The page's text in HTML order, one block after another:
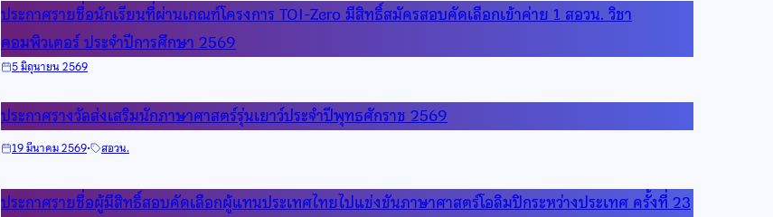
ประกาศรายชื่อนักเรียนที่ผ่านเกณฑ์โครงการ TOI-Zero มีสิทธิ์สมัครสอบคัดเลือกเข้าค่าย 1 สอวน. วิชา
คอมพิวเตอร์ ประจำปีการศึกษา 2569
5 มิถุนายน 2569
ประกาศรางวัลส่งเสริมนักภาษาศาสตร์รุ่นเยาว์ประจำปีพุทธศักราช 2569
19 มีนาคม 2569· สอวน.
ประกาศรายชื่อผู้มีสิทธิ์สอบคัดเลือกผู้แทนประเทศไทยไปแข่งขันภาษาศาสตร์โอลิมปิกระหว่างประเทศ ครั้งที่ 23